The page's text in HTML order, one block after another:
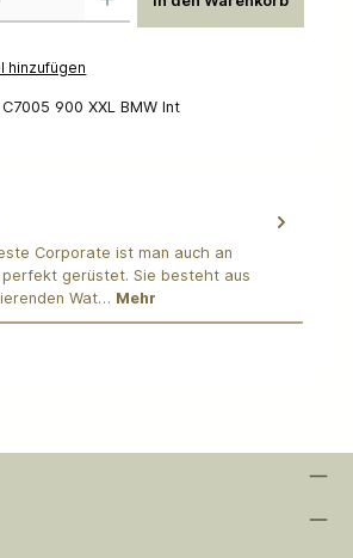
hinzufügen
C7005 900 XXL BMW Int
Corporate ist man auch an
perfekt gerüstet. Sie besteht aus
Wat… Mehr